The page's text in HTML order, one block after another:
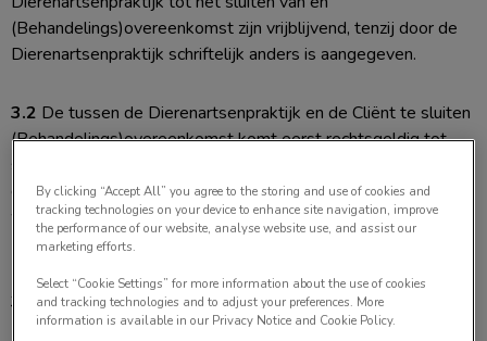
(Behandelings)overeenkomst zijn vrijblijvend, tenzij door de
Dierenartsenpraktijk schriftelijk anders is aangegeven.
3.2 De tussen de Dierenartsenpraktijk en de Cliënt te sluiten
(Behandelings)overeenkomst komt eerst rechtsgeldig tot
stand vanaf het moment dat de (Behandelings)overeenkomst
door de Dierenartsenpraktijk schriftelijk is bevestigd, dan wel
wanneer de Dierenartsenpraktijk met de uitvoering van de
(Behandelings)overeenkomst is begonnen.
3.3 Indien een aanbod tot het sluiten van een
(Behandelings)overeenkomst uiteindelijk niet tot een
By clicking “Accept All” you agree to the storing and use of cookies and
tracking technologies on your device to enhance site navigation, improve
the performance of our website, analyse website use, and assist our
marketing efforts.
Select “Cookie Settings” for more information about the use of cookies
and tracking technologies and to adjust your preferences. More
information is available in our Privacy Notice and Cookie Policy.